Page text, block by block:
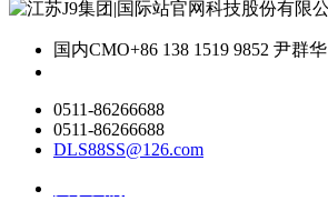
国内CMO+86 138 1519 9852 尹群华
0511-86266688
0511-86266688
DLS88SS@126.com